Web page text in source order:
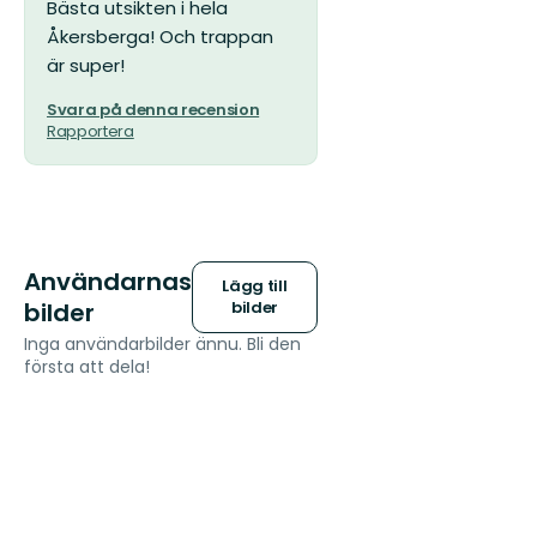
stjärnor
Bästa utsikten i hela
Åkersberga! Och trappan
är super!
Svara på denna recension
Rapportera
Användarnas
bilder
Lägg till
bilder
Inga användarbilder ännu. Bli den
första att dela!